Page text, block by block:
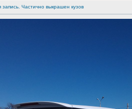
запись. Частично выкрашен кузов